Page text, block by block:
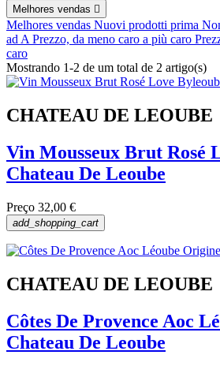
Melhores vendas 
Melhores vendas Nuovi prodotti prima
ad APrezzo, da meno caro a più caro
caro
Mostrando 1-2 de um total de 2 artigo(s)
CHATEAU DE LEOUBE
Vin Mousseux Brut Rosé
Chateau De Leoube
Preço 32,00 €
add_shopping_cart
CHATEAU DE LEOUBE
Côtes De Provence Aoc
Chateau De Leoube